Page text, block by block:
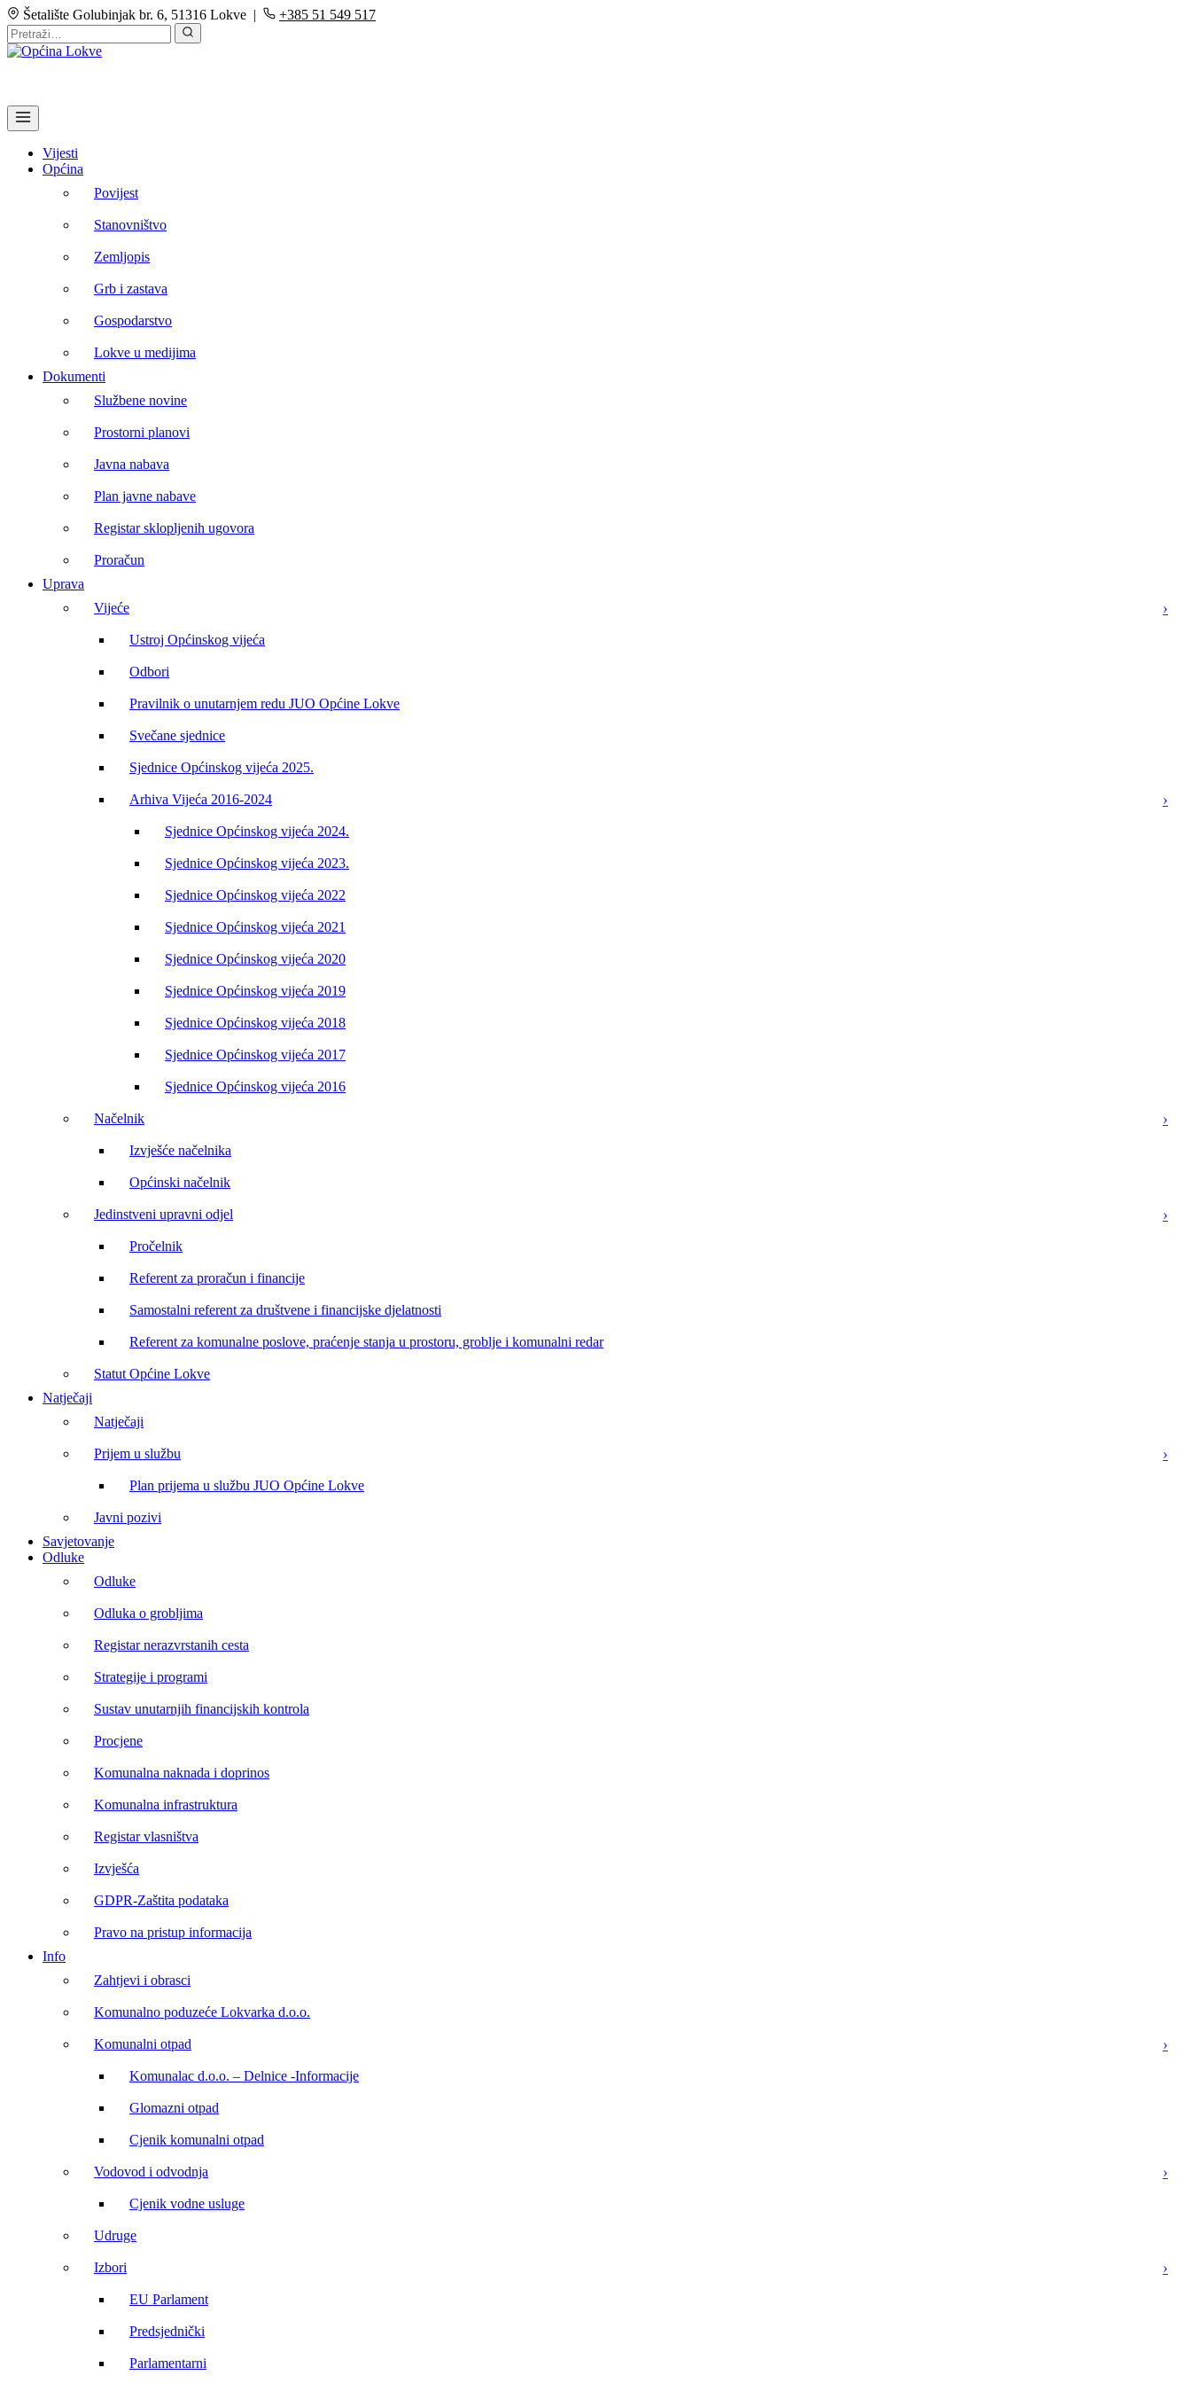
Šetalište Golubinjak br. 6, 51316 Lokve | +385 51 549 517
Vijesti
Općina
Povijest
Stanovništvo
Zemljopis
Grb i zastava
Gospodarstvo
Lokve u medijima
Dokumenti
Službene novine
Prostorni planovi
Javna nabava
Plan javne nabave
Registar sklopljenih ugovora
Proračun
Uprava
Vijeće
Ustroj Općinskog vijeća
Odbori
Pravilnik o unutarnjem redu JUO Općine Lokve
Svečane sjednice
Sjednice Općinskog vijeća 2025.
Arhiva Vijeća 2016-2024
Sjednice Općinskog vijeća 2024.
Sjednice Općinskog vijeća 2023.
Sjednice Općinskog vijeća 2022
Sjednice Općinskog vijeća 2021
Sjednice Općinskog vijeća 2020
Sjednice Općinskog vijeća 2019
Sjednice Općinskog vijeća 2018
Sjednice Općinskog vijeća 2017
Sjednice Općinskog vijeća 2016
Načelnik
Izvješće načelnika
Općinski načelnik
Jedinstveni upravni odjel
Pročelnik
Referent za proračun i financije
Samostalni referent za društvene i financijske djelatnosti
Referent za komunalne poslove, praćenje stanja u prostoru, groblje i komunalni redar
Statut Općine Lokve
Natječaji
Natječaji
Prijem u službu
Plan prijema u službu JUO Općine Lokve
Javni pozivi
Savjetovanje
Odluke
Odluke
Odluka o grobljima
Registar nerazvrstanih cesta
Strategije i programi
Sustav unutarnjih financijskih kontrola
Procjene
Komunalna naknada i doprinos
Komunalna infrastruktura
Registar vlasništva
Izvješća
GDPR-Zaštita podataka
Pravo na pristup informacija
Info
Zahtjevi i obrasci
Komunalno poduzeće Lokvarka d.o.o.
Komunalni otpad
Komunalac d.o.o. – Delnice -Informacije
Glomazni otpad
Cjenik komunalni otpad
Vodovod i odvodnja
Cjenik vodne usluge
Udruge
Izbori
EU Parlament
Predsjednički
Parlamentarni